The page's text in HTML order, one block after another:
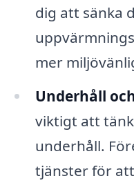
dig att sänka
mer
Underhåll
viktigt att
underhåll.
tjänster för